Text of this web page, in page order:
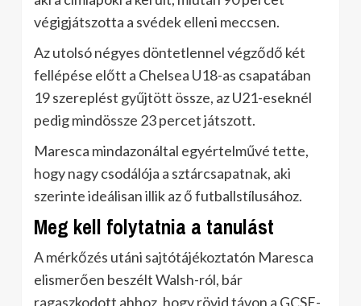
végigjátszotta a svédek elleni meccsen.
Az utolsó négyes döntetlennel végződő két
fellépése előtt a Chelsea U18-as csapatában
19 szereplést gyűjtött össze, az U21-eseknél
pedig mindössze 23 percet játszott.
Maresca mindazonáltal egyértelművé tette,
hogy nagy csodálója a sztárcsapatnak, aki
szerinte ideálisan illik az ő futballstílusához.
Meg kell folytatnia a tanulást
A mérkőzés utáni sajtótájékoztatón Maresca
elismerően beszélt Walsh-ról, bár
ragaszkodott ahhoz, hogy rövid távon a GCSE-